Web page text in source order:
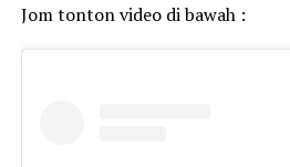
Jom tonton video di bawah :